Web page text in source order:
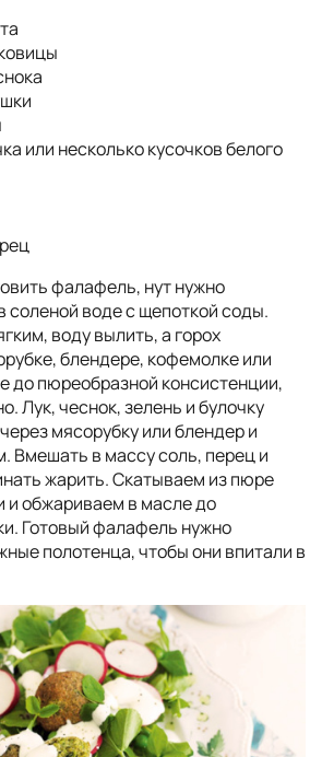
или несколько кусочков белого
фалафель, нут нужно
соленой воде с щепоткой соды.
воду вылить, а горох
блендере, кофемолке или
до пюреобразной консистенции,
Лук, чеснок, зелень и булочку
мясорубку или блендер и
Вмешать в массу соль, перец и
жарить. Скатываем из пюре
и обжариваем в масле до
Готовый фалафель нужно
полотенца, чтобы они впитали в